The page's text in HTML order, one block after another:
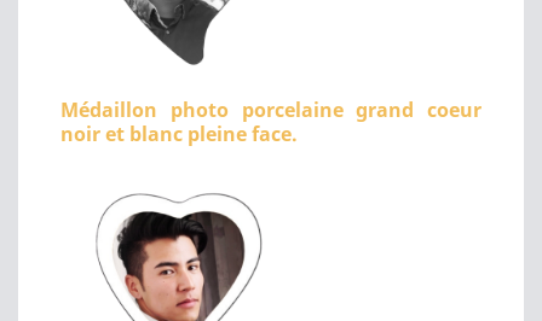
Médaillon photo porcelaine grand coeur
noir et blanc pleine face.